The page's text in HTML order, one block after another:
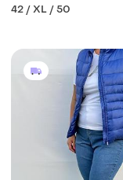
42 / XL / 50